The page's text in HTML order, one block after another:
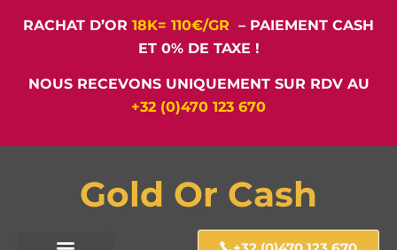
RACHAT D’OR 18K= 110€/GR – PAIEMENT CASH
ET 0% DE TAXE !
NOUS RECEVONS UNIQUEMENT SUR RDV AU
+32 (0)470 123 670
Gold Or Cash